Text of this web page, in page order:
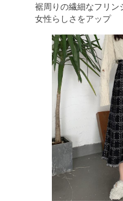
裾周りの繊細なフリン
女性らしさをアップ